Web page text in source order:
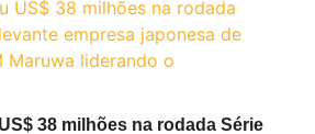
38 milhões na rodada Série